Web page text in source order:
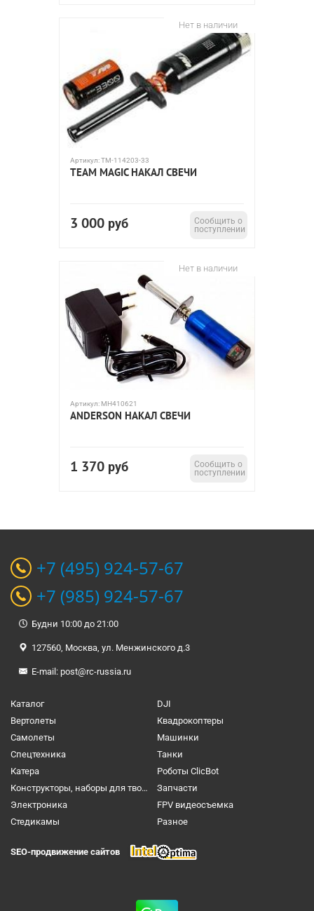
Нет в наличии
Артикул:TM-114203-33
TEAM MAGIC НАКАЛ СВЕЧИ
3 000 руб
Сообщить о
поступлении
Нет в наличии
Артикул: MH410621
ANDERSON НАКАЛ СВЕЧИ
1 370 руб
Сообщить о
поступлении
+7 (495) 924-57-67
+7 (985) 924-57-67
Будни 10:00 до 21:00
127560, Москва, ул. Менжинского д.3
E-mail: post@rc-russia.ru
Каталог
DJI
Вертолеты
Квадрокоптеры
Самолеты
Машинки
Спецтехника
Танки
Катера
Роботы ClicBot
Конструкторы, наборы для творчества и настольные игры
Запчасти
Электроника
FPV видеосъемка
Cтедикамы
Разное
SEO-продвижение сайтов